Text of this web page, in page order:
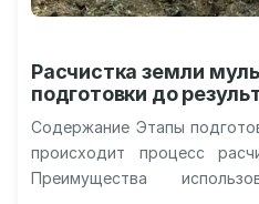
Расчистка земли
подготовки до
Содержание Этапы
происходит процесс
Преимущества